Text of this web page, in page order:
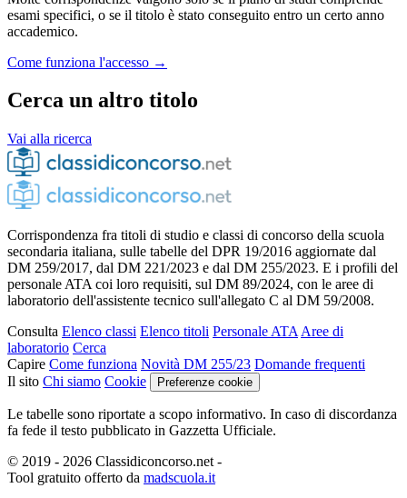
esami specifici, o se il titolo è stato conseguito entro un certo anno
accademico.
Come funziona l'accesso →
Cerca un altro titolo
Vai alla ricerca
Corrispondenza fra titoli di studio e classi di concorso della scuola
secondaria italiana, sulle tabelle del DPR 19/2016 aggiornate dal
DM 259/2017, dal DM 221/2023 e dal DM 255/2023. E i profili del
personale ATA coi loro requisiti, sul DM 89/2024, con le aree di
laboratorio dell'assistente tecnico sull'allegato C al DM 59/2008.
Consulta Elenco classi Elenco titoli Personale ATA Aree di
laboratorio Cerca
Capire Come funziona Novità DM 255/23 Domande frequenti
Il sito Chi siamo Cookie Preferenze cookie
Le tabelle sono riportate a scopo informativo. In caso di discordanza
fa fede il testo pubblicato in Gazzetta Ufficiale.
© 2019 - 2026 Classidiconcorso.net -
Tool gratuito offerto da madscuola.it